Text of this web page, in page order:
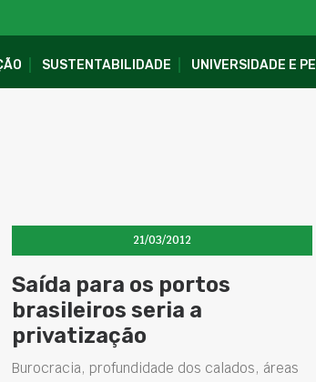
SUSTENTABILIDADE UNIVERSIDADE E
21/03/2012
Saída para os portos
brasileiros seria a
privatização
Burocracia, profundidade dos calados, áreas